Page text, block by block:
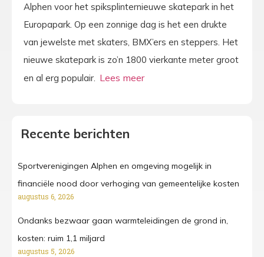
Alphen voor het spiksplinternieuwe skatepark in het
Europapark. Op een zonnige dag is het een drukte
van jewelste met skaters, BMX’ers en steppers. Het
nieuwe skatepark is zo’n 1800 vierkante meter groot
en al erg populair.
Recente berichten
Sportverenigingen Alphen en omgeving mogelijk in
financiële nood door verhoging van gemeentelijke kosten
augustus 6, 2026
Ondanks bezwaar gaan warmteleidingen de grond in,
kosten: ruim 1,1 miljard
augustus 5, 2026